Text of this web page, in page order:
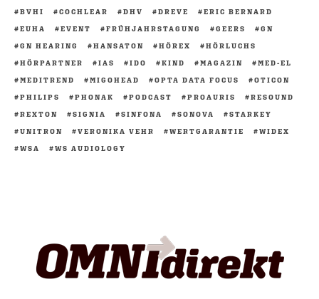
BVHI
COCHLEAR DHV DREVE
ERIC BERNARD
EUHA
EVENT FRÜHJAHRSTAGUNG GEERS
GN
GN HEARING
HANSATON HÖREX
HÖRLUCHS
HÖRPARTNER
IAS IDO KIND MAGAZIN
MED-EL
MEDITREND
MIGOHEAD OPTA DATA FOCUS
OTICON
PHILIPS
PHONAK PODCAST PROAURIS
RESOUND
REXTON
SIGNIA SINFONA SONOVA
STARKEY
UNITRON
VERONIKA VEHR WERTGARANTIE
WIDEX
WSA
WS AUDIOLOGY